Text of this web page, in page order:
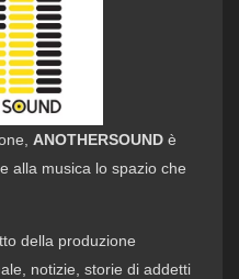
ANOTHERSOUND è
alla musica lo spazio che
della produzione
notizie, storie di addetti